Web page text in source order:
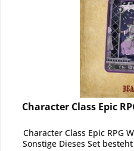
Character Class Epic
Character Class Epic RPG
Sonstige Dieses Set